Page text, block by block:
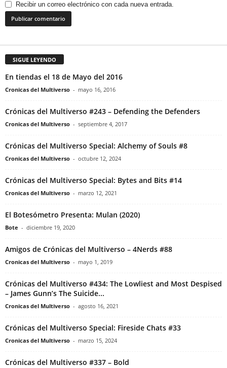
Recibir un correo electrónico con cada nueva entrada.
SIGUE LEYENDO
En tiendas el 18 de Mayo del 2016
Cronicas del Multiverso - mayo 16, 2016
Crónicas del Multiverso #243 – Defending the Defenders
Cronicas del Multiverso - septiembre 4, 2017
Crónicas del Multiverso Special: Alchemy of Souls #8
Cronicas del Multiverso - octubre 12, 2024
Crónicas del Multiverso Special: Bytes and Bits #14
Cronicas del Multiverso - marzo 12, 2021
El Botesómetro Presenta: Mulan (2020)
Bote - diciembre 19, 2020
Amigos de Crónicas del Multiverso – 4Nerds #88
Cronicas del Multiverso - mayo 1, 2019
Crónicas del Multiverso #434: The Lowliest and Most Despised
– James Gunn’s The Suicide...
Cronicas del Multiverso - agosto 16, 2021
Crónicas del Multiverso Special: Fireside Chats #33
Cronicas del Multiverso - marzo 15, 2024
Crónicas del Multiverso #337 – Bold